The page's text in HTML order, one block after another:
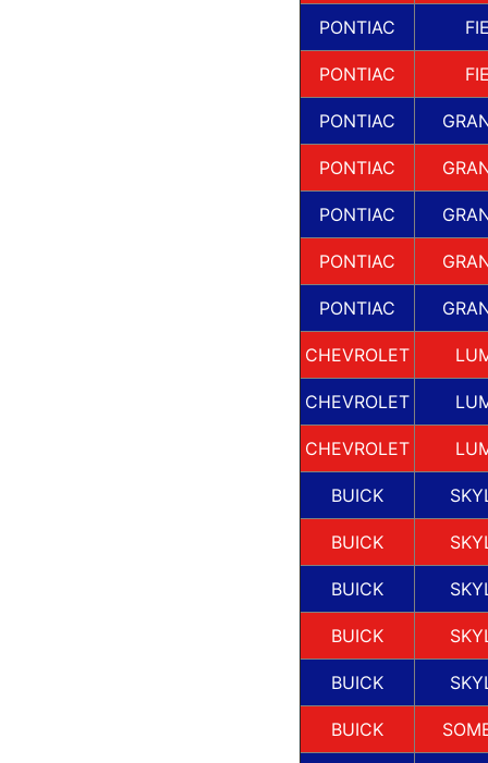
PONTIAC
PONTIAC
PONTIAC
PONTIAC
PONTIAC
PONTIAC
PONTIAC
CHEVROLET
CHEVROLET
CHEVROLET
BUICK
BUICK
BUICK
BUICK
BUICK
BUICK